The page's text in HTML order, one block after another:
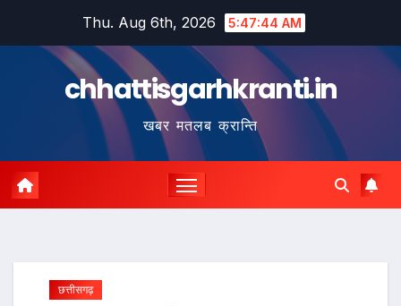
Thu. Aug 6th, 2026 5:47:45 AM
chhattisgarhkranti.in
खबर मतलब क्रान्ति
छत्तीसगढ़